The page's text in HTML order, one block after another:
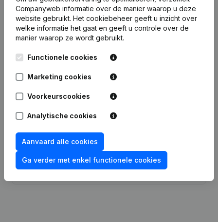
Publicatiesvan Dubota
Datum Publicatie
19-03-2026 Ontslagnemingen - Benoemingen
16-12-2024 Diversen - Wijziging Juridische Vorm
Ontslagnemingen - Benoemingen
Companyweb informatie over de manier waarop u deze
website gebruikt. Het cookiebeheer geeft u inzicht over
welke informatie het gaat en geeft u controle over de
manier waarop ze wordt gebruikt.
Functionele cookies
Marketing cookies
Voorkeurscookies
Analytische cookies
Aanvaard alle cookies
Ga verder met enkel functionele cookies